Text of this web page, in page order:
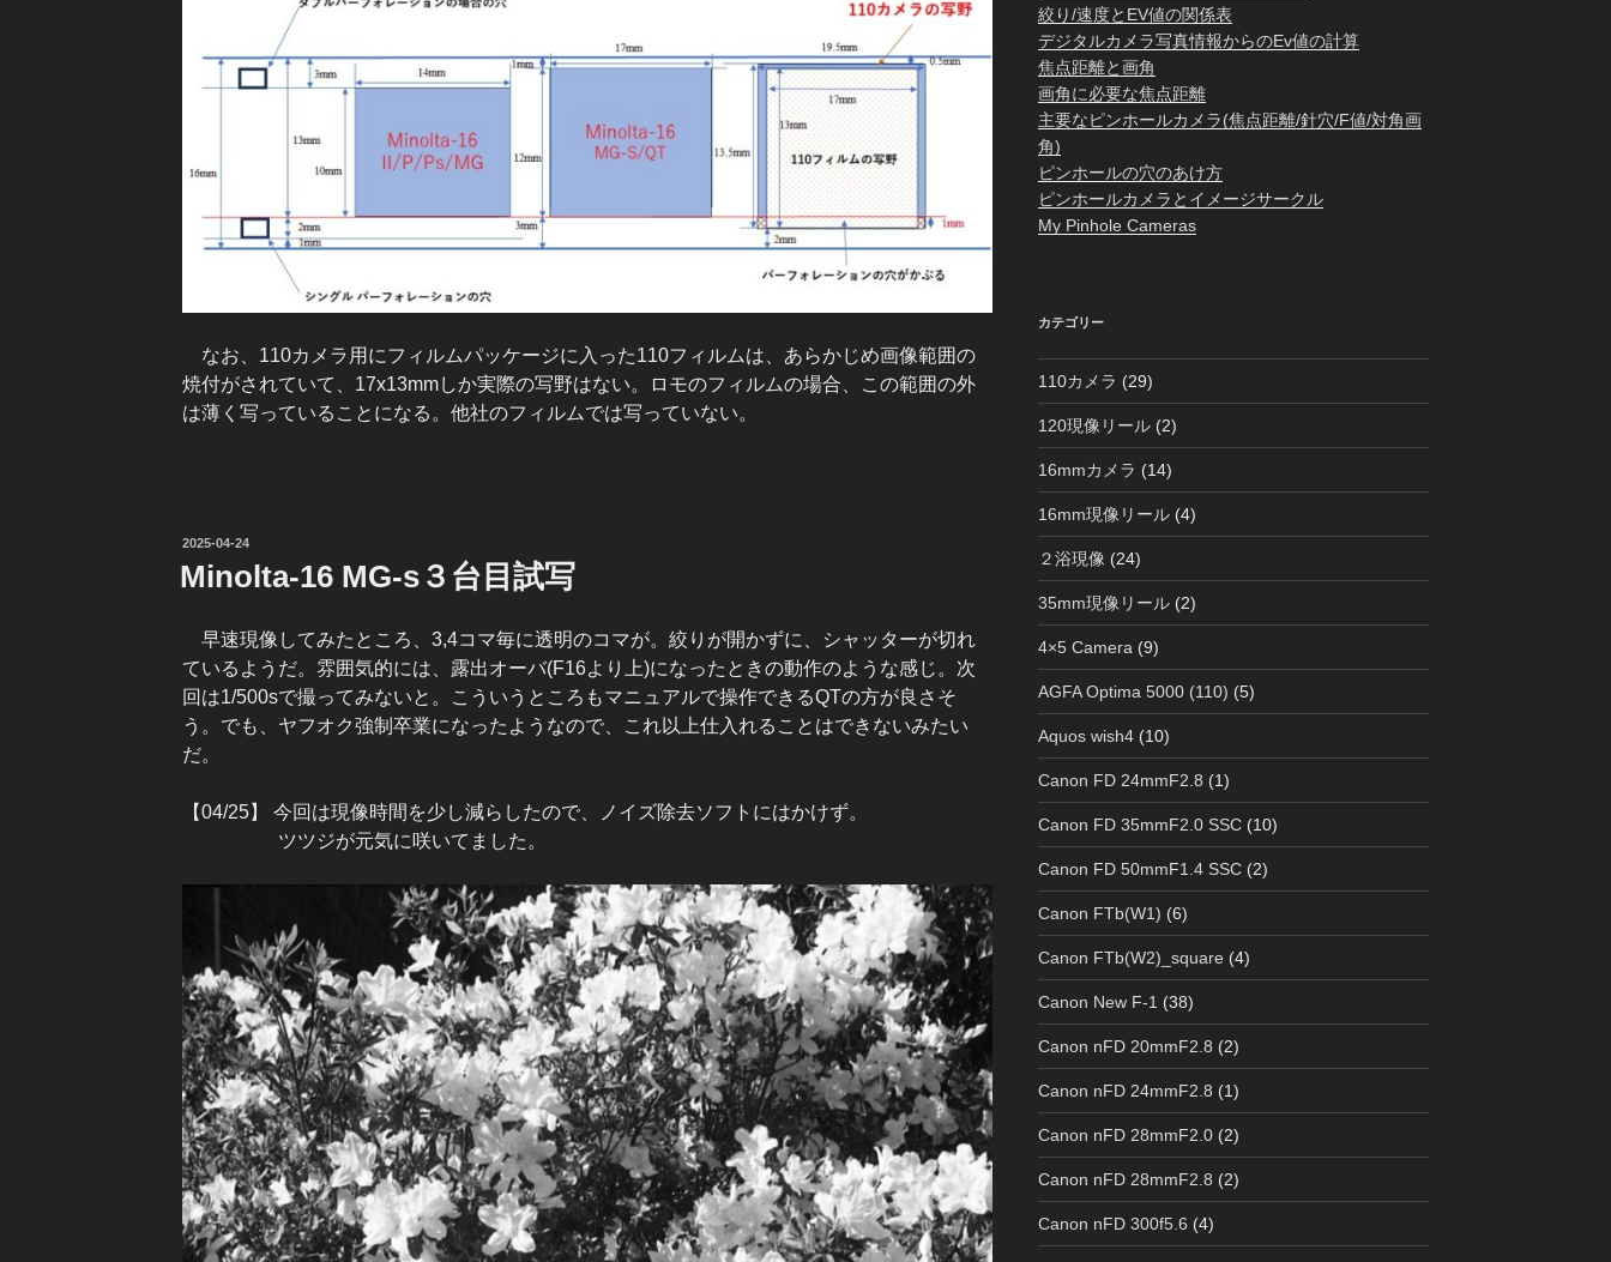
なお、110カメラ用にフィルムパッケージに入った110フィルムは、あらかじめ画像範囲の
焼付がされていて、17x13mmしか実際の写野はない。ロモのフィルムの場合、この範囲の外
は薄く写っていることになる。他社のフィルムでは写っていない。
投
日:
2025-04-24
Minolta-16 MG-s３台目試写
早速現像してみたところ、3,4コマ毎に透明のコマが。絞りが開かずに、シャッターが切れ
ているようだ。雰囲気的には、露出オーバ(F16より上)になったときの動作のような感じ。次
回は1/500sで撮ってみないと。こういうところもマニュアルで操作できるQTの方が良さそ
う。でも、ヤフオク強制卒業になったようなので、これ以上仕入れることはできないみたい
だ。
【04/25】 今回は現像時間を少し減らしたので、ノイズ除去ソフトにはかけず。
ツツジが元気に咲いてました。
絞り/速度とEV値の関係表
デジタルカメラ写真情報からのEv値の計算
焦点距離と画角
画角に必要な焦点距離
主要なピンホールカメラ(焦点距離/針穴/F値/対角画
角)
ピンホールの穴のあけ方
ピンホールカメラとイメージサークル
My Pinhole Cameras
カテゴリー
110カメラ (29)
120現像リール (2)
16mmカメラ (14)
16mm現像リール (4)
２浴現像 (24)
35mm現像リール (2)
4×5 Camera (9)
AGFA Optima 5000 (110) (5)
Aquos wish4 (10)
Canon FD 24mmF2.8 (1)
Canon FD 35mmF2.0 SSC (10)
Canon FD 50mmF1.4 SSC (2)
Canon FTb(W1) (6)
Canon FTb(W2)_square (4)
Canon New F-1 (38)
Canon nFD 20mmF2.8 (2)
Canon nFD 24mmF2.8 (1)
Canon nFD 28mmF2.0 (2)
Canon nFD 28mmF2.8 (2)
Canon nFD 300f5.6 (4)